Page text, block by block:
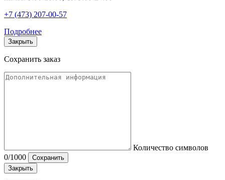
+7 (473) 207-00-57
Подробнее
Закрыть
Сохранить заказ
Количество символов
0/1000
Сохранить
Закрыть